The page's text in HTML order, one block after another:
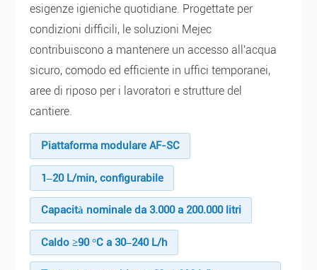
esigenze igieniche quotidiane. Progettate per
condizioni difficili, le soluzioni Mejec
contribuiscono a mantenere un accesso all'acqua
sicuro, comodo ed efficiente in uffici temporanei,
aree di riposo per i lavoratori e strutture del
cantiere.
Piattaforma modulare AF-SC
1–20 L/min, configurabile
Capacità nominale da 3.000 a 200.000 litri
Caldo ≥90 °C a 30–240 L/h